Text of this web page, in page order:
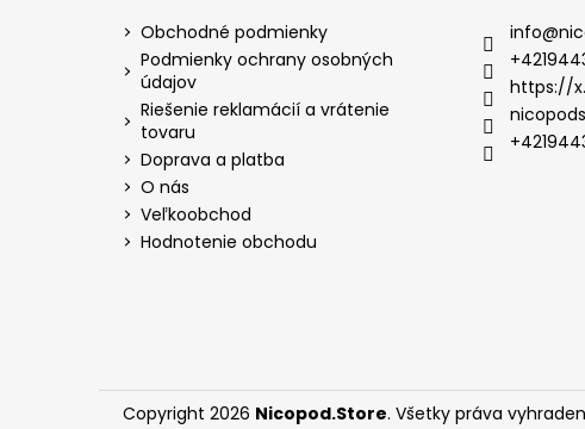
Obchodné podmienky
Podmienky ochrany osobných
údajov
Riešenie reklamácií a vrátenie
tovaru
Doprava a platba
O nás
Veľkoobchod
Hodnotenie obchodu
info@
https://
Copyright 2026 Nicopod.Store. Všetky práva